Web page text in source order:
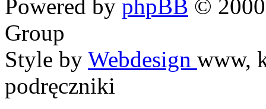
Powered by phpBB ©
Group
Style by Webdesign www,
podręczniki